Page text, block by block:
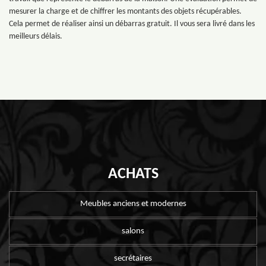
mesurer la charge et de chiffrer les montants des objets récupérables.
Cela permet de réaliser ainsi un débarras gratuit. Il vous sera livré dans les
meilleurs délais.
ACHATS
Meubles anciens et modernes
salons
secrétaires